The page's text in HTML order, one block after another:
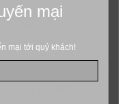
mại
mại tới quý khách!